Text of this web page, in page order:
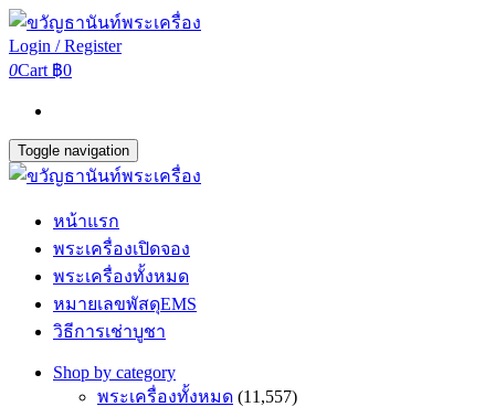
Login / Register
0Cart ฿0
Toggle navigation
หน้าแรก
พระเครื่องเปิดจอง
พระเครื่องทั้งหมด
หมายเลขพัสดุEMS
วิธีการเช่าบูชา
Shop by category
พระเครื่องทั้งหมด (11,557)